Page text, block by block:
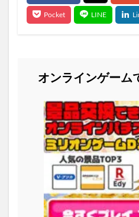
オンラインゲーム